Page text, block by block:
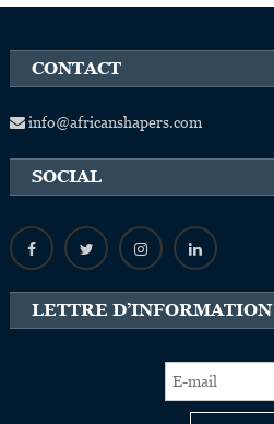
CONTACT
info@africanshapers.com
SOCIAL
LETTRE D’INFORMATION